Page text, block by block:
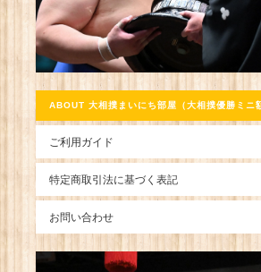
ABOUT 大相撲まいにち部屋（大相撲優勝ミニ
ご利用ガイド
特定商取引法に基づく表記
お問い合わせ